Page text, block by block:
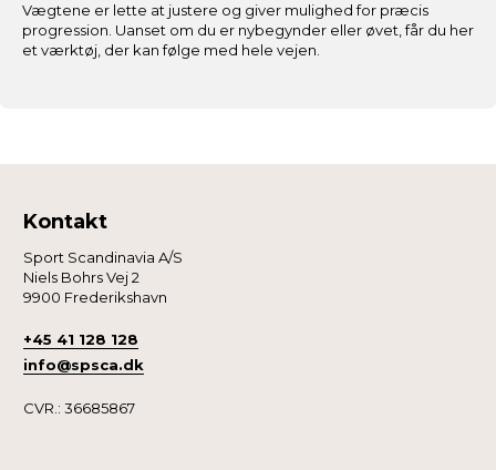
Vægtene er lette at justere og giver mulighed for præcis
progression. Uanset om du er nybegynder eller øvet, får du her
et værktøj, der kan følge med hele vejen.
Kontakt
Sport Scandinavia A/S
Niels Bohrs Vej 2
9900 Frederikshavn
+45 41 128 128
info@spsca.dk
CVR.: 36685867